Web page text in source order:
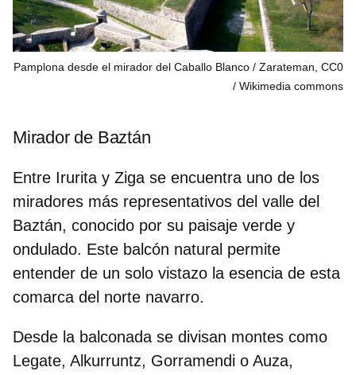
Pamplona desde el mirador del Caballo Blanco / Zarateman, CC0
Wikimedia commons
Mirador de Baztán
Entre Irurita y Ziga se encuentra uno de los
miradores más representativos del valle del
Baztán, conocido por su paisaje verde y
ondulado. Este balcón natural permite
entender de un solo vistazo la esencia de esta
comarca del norte navarro.
Desde la balconada se divisan montes como
Legate, Alkurruntz, Gorramendi o Auza,